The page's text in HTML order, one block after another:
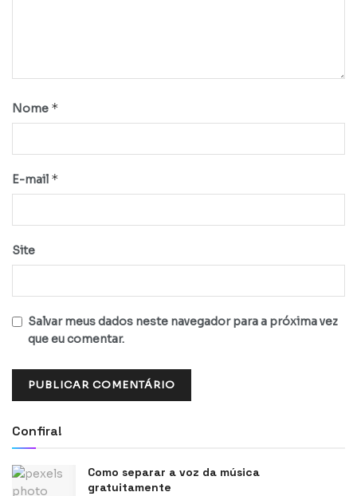
Nome *
E-mail *
Site
Salvar meus dados neste navegador para a próxima vez
que eu comentar.
Confira!
Como separar a voz da música
gratuitamente